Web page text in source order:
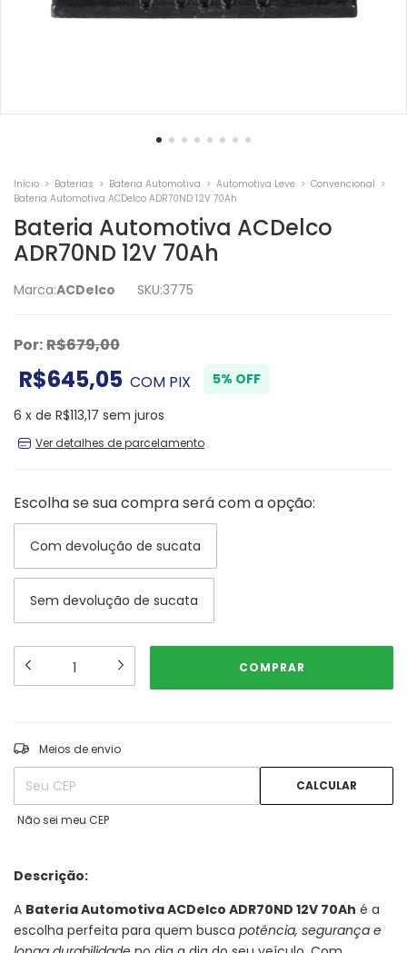
Início > Baterias > Bateria Automotiva > Automotiva Leve > Convencional >
Bateria Automotiva ACDelco ADR70ND 12V 70Ah
Bateria Automotiva ACDelco
ADR70ND 12V 70Ah
Marca:ACDelco SKU:3775
Por:R$679,00
R$645,05 COM PIX
5% OFF
6 x de R$113,17 sem juros
Ver detalhes de parcelamento
Escolha se sua compra será com a opção:
Com devolução de sucata
Sem devolução de sucata
Entregas para o CEP:
Meios de envio
CALCULAR
Não sei meu CEP
Descrição:
A Bateria Automotiva ACDelco ADR70ND 12V 70Ah é a
escolha perfeita para quem busca potência, segurança e